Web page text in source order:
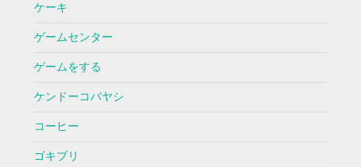
ケーキ
ゲームセンター
ゲームをする
ケンドーコバヤシ
コーヒー
ゴキブリ